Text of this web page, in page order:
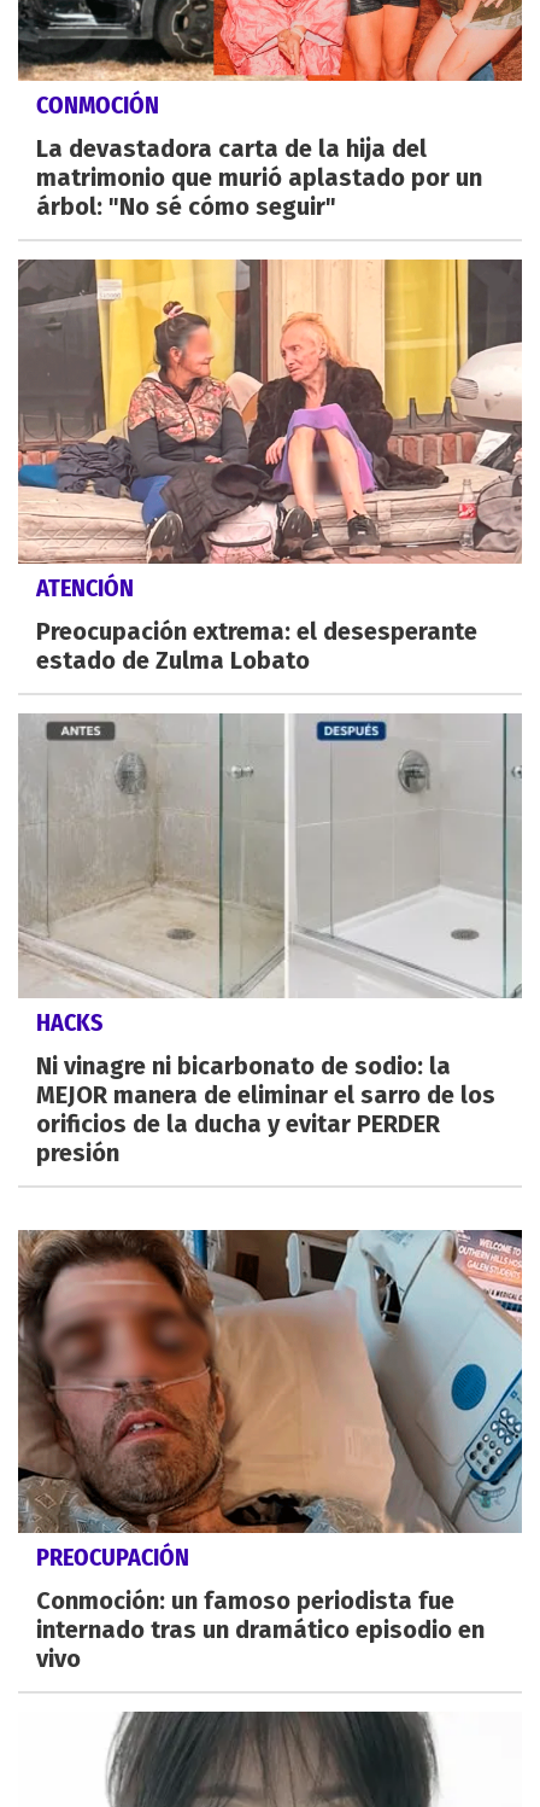
CONMOCIÓN
La devastadora carta de la hija del
matrimonio que murió aplastado por un
árbol: "No sé cómo seguir"
ATENCIÓN
Preocupación extrema: el desesperante
estado de Zulma Lobato
HACKS
Ni vinagre ni bicarbonato de sodio: la
MEJOR manera de eliminar el sarro de los
orificios de la ducha y evitar PERDER
presión
PREOCUPACIÓN
Conmoción: un famoso periodista fue
internado tras un dramático episodio en
vivo